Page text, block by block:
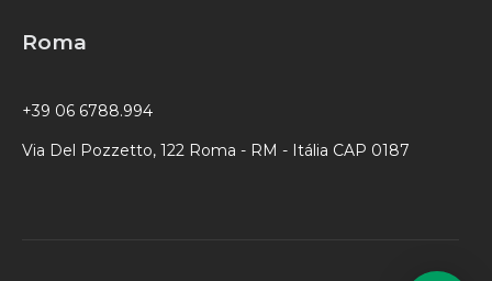
Roma
+39 06 6788.994
Via Del Pozzetto, 122 Roma - RM - Itália CAP 0187